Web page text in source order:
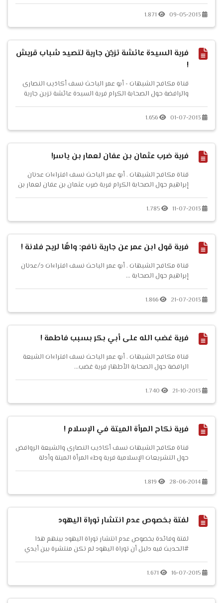
09-05-2013
1.871
فرية السيدة عائشة تزيِّن جارية لتصيد شباب قريش
!
قناة مكافح الشبهات - أبو عمر الباحث نسف أكاذيب النصارى
والرافضة حول الصحابة الكرام فرية السيدة عائشة تزين جارية
01-07-2013
1.656
فرية ضرب عثمان بن عفان لعمار بن ياسر!
قناة مكافح الشبهات . أبو عمر الباحث نسف افتراءات عدنان
إبراهيم حول الصحابة الكرام فرية ضرب عثمان بن عفان لعمار بن
11-07-2013
1.785
فرية قول ابن عمر عن جارية نافع: واهًا لريح فلانة !
قناة مكافح الشبهات . أبو عمر الباحث نسف افتراءات د/عدنان
إبراهيم حول الصحابة ...
21-07-2013
1.866
فرية غضب الله على أبي بكر بسبب فاطمة !
قناة مكافح الشبهات . أبو عمر الباحث نسف افتراءات الشيعة
الرافضة حول الصحابة الأطهار فرية غضب...
21-10-2013
1.740
فرية نكاح المرأة الميتة في الإسلام !
قناة مكافح الشبهات نسف أكاذيب النصارى والشيعة الروافض
حول التشريعات الإسلامية فرية وطء المرأة الميتة وأدلة
28-06-2014
1.819
لفتة بخصوص عدم انتشار توراة اليهود
لفتة وفائدة بخصوص عدم انتشار توراة اليهود بينهم هذا
#الحديث فيه دليل أن توراة اليهود لم تكن منتشرة بين أيدي
فقط روى الإمام مسلم بن الحجاج في صحيحه عَنِ الْبَرَاءِ بْنِ عَازِبٍ،16-07-2015
1.671